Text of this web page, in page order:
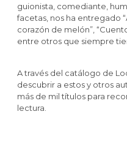
guionista, comediante,
facetas, nos ha entregado
corazón de melón”,
entre otros que siempre
A través del catálogo de
descubrir a estos y otros
más de mil títulos para
lectura.